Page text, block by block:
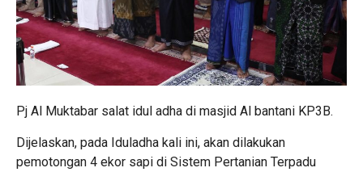
Pj Al Muktabar salat idul adha di masjid Al bantani KP3B.
Dijelaskan, pada Iduladha kali ini, akan dilakukan
pemotongan 4 ekor sapi di Sistem Pertanian Terpadu